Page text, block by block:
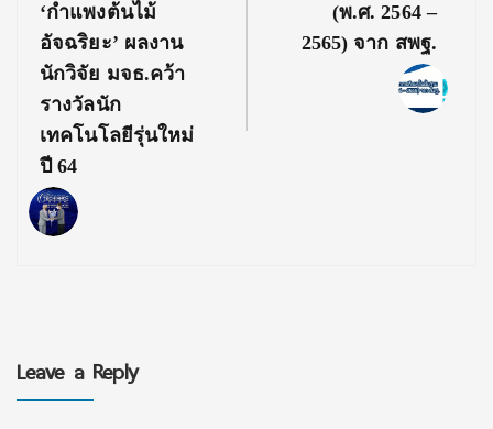
‘กำแพงต้นไม้
อัจฉริยะ’ ผลงาน
นักวิจัย มจธ.คว้า
รางวัลนัก
เทคโนโลยีรุ่นใหม่
ปี 64
(พ.ศ. 2564 –
2565) จาก สพฐ.
Leave a Reply